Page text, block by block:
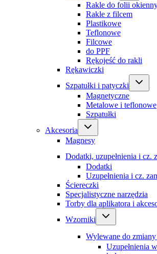
Rakle do folii
Rakle z filcem
Plastikowe
Teflonowe
Filcowe
do PPF
Rękojeść do rakli
Rękawiczki
Szpatułki i patyczki
Magnetyczne
Metalowe i teflonowe
Szpatułki
Akcesoria
Magnesy
Dodatki, uzupełnienia i cz.
Dodatki
Uzupełnienia i cz.
Ściereczki
Specjalistyczne narzędzia
Torby dla aplikatora i
Wzorniki
Wylewane do
Uzupełnienia